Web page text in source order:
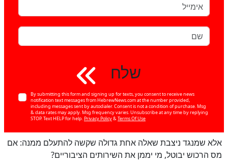
שלח
By submitting this form and signing up for texts, you consent to receive news
notification text messages from HebrewNews.com at the number provided,
including messages sent by autodialer. Consent is not a condition of purchase. Msg
& data rates may apply. Msg frequency varies. Unsubscribe at any time by replying
STOP. Text HELP for help.Privacy Policy&Terms Of Use
אלא שמנגד ניצבת שאלה אחת גדולה שקשה להתעלם ממנה: אם
מס הרכוש יבוטל, מי יממן את השירותים הציבוריים?